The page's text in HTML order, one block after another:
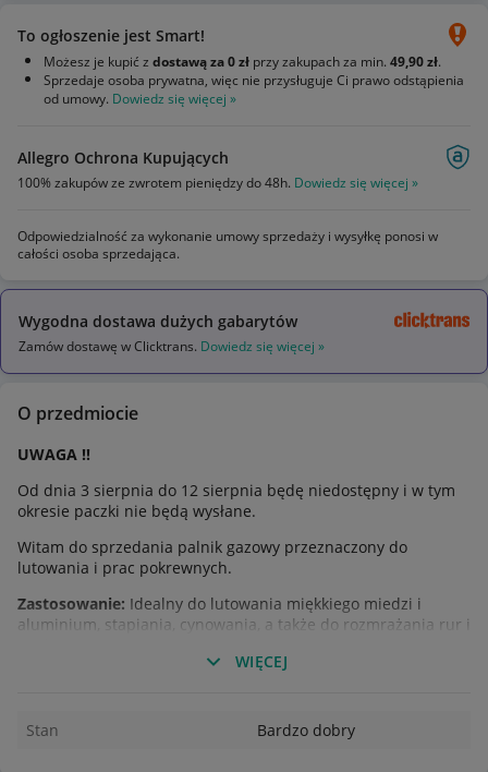
To ogłoszenie jest Smart!
Możesz je kupić z dostawą za 0 zł przy zakupach za min. 49,90 zł.
Sprzedaje osoba prywatna, więc nie przysługuje Ci prawo odstąpienia
od umowy. Dowiedz się więcej »
Allegro Ochrona Kupujących
100% zakupów ze zwrotem pieniędzy do 48h. Dowiedz się więcej »
Odpowiedzialność za wykonanie umowy sprzedaży i wysyłkę ponosi w
całości osoba sprzedająca.
Wygodna dostawa dużych gabarytów
Zamów dostawę w Clicktrans. Dowiedz się więcej »
O przedmiocie
UWAGA !!
Od dnia 3 sierpnia do 12 sierpnia będę niedostępny i w tym
okresie paczki nie będą wysłane.
Witam do sprzedania palnik gazowy przeznaczony do
lutowania i prac pokrewnych.
Zastosowanie: Idealny do lutowania miękkiego miedzi i
aluminium, stapiania, cynowania, a także do rozmrażania rur i
Palnik jest zazwyczaj zasilany gazem płynnym,
Nowy
WIĘCEJ
Stan Bardzo dobry